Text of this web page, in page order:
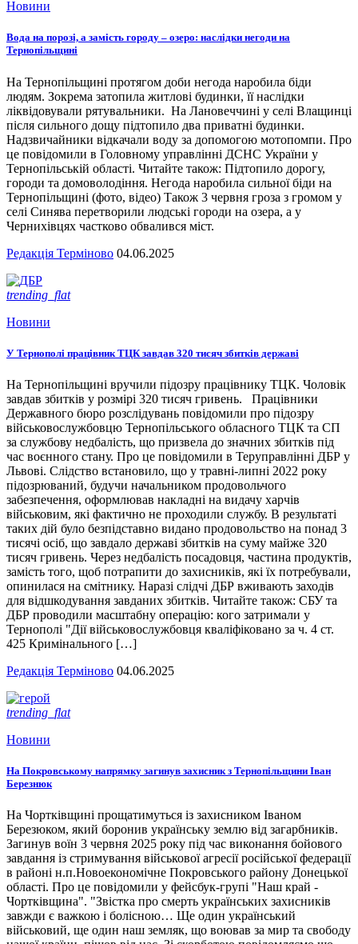
Новини
Вода на порозі, а замість городу – озеро: наслідки негоди на
Тернопільщині
На Тернопільщині протягом доби негода наробила біди
людям. Зокрема затопила житлові будинки, її наслідки
ліквідовували рятувальники. На Лановеччині у селі Влащинці
після сильного дощу підтопило два приватні будинки.
Надзвичайники відкачали воду за допомогою мотопомпи. Про
це повідомили в Головному управлінні ДСНС України у
Тернопільській області. Читайте також: Підтопило дорогу,
городи та домоволодіння. Негода наробила сильної біди на
Тернопільщині (фото, відео) Також 3 червня гроза з громом у
селі Синява перетворили людські городи на озера, а у
Чернихівцях частково обвалився міст.
Редакція Терміново 04.06.2025
trending_flat
Новини
У Тернополі працівник ТЦК завдав 320 тисяч збитків державі
На Тернопільщині вручили підозру працівнику ТЦК. Чоловік
завдав збитків у розмірі 320 тисяч гривень. Працівники
Державного бюро розслідувань повідомили про підозру
військовослужбовцю Тернопільського обласного ТЦК та СП
за службову недбалість, що призвела до значних збитків під
час воєнного стану. Про це повідомили в Теруправлінні ДБР у
Львові. Слідство встановило, що у травні-липні 2022 року
підозрюваний, будучи начальником продовольчого
забезпечення, оформлював накладні на видачу харчів
військовим, які фактично не проходили службу. В результаті
таких дій було безпідставно видано продовольство на понад 3
тисячі осіб, що завдало державі збитків на суму майже 320
тисяч гривень. Через недбалість посадовця, частина продуктів,
замість того, щоб потрапити до захисників, які їх потребували,
опинилася на смітнику. Наразі слідчі ДБР вживають заходів
для відшкодування завданих збитків. Читайте також: СБУ та
ДБР проводили масштабну операцію: кого затримали у
Тернополі "Дії військовослужбовця кваліфіковано за ч. 4 ст.
425 Кримінального […]
Редакція Терміново 04.06.2025
trending_flat
Новини
На Покровському напрямку загинув захисник з Тернопільщини Іван
Березнюк
На Чортківщині прощатимуться із захисником Іваном
Березюком, який боронив українську землю від загарбників.
Загинув воїн 3 червня 2025 року під час виконання бойового
завдання із стримування військової агресії російської федерації
в районі н.п.Новоекономічне Покровського району Донецької
області. Про це повідомили у фейсбук-групі "Наш край -
Чортківщина". "Звістка про смерть українських захисників
завжди є важкою і болісною… Ще один український
військовий, ще один наш земляк, що воював за мир та свободу